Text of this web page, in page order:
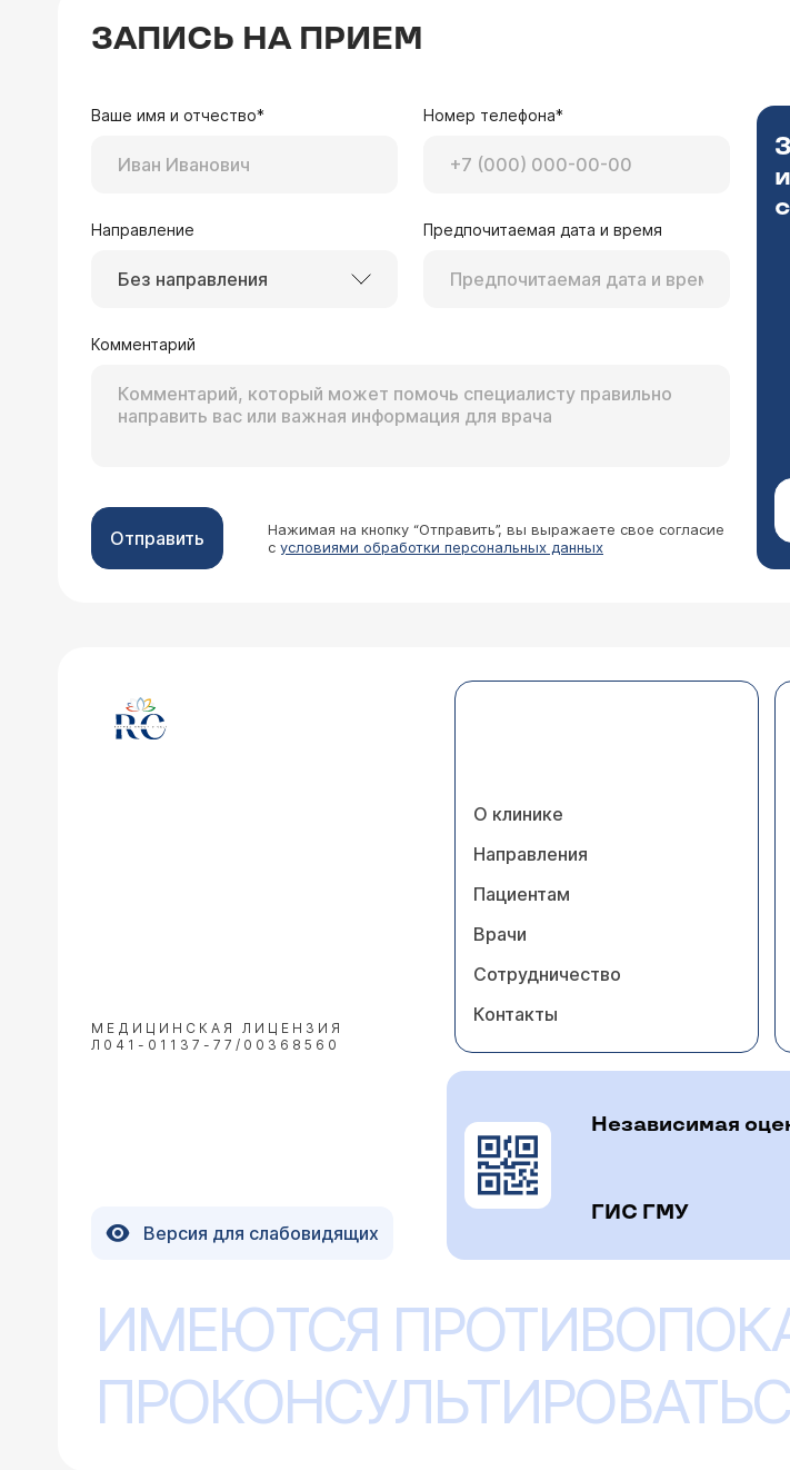
ЗАПИСЬ НА ПРИЕМ
Ваше имя и отчество* Номер телефона*
Направление
Без направления
Предпочитаемая дата и время
Комментарий
Отправить
Нажимая на кнопку “Отправить”, вы выражаете свое согласие
с условиями обработки персональных данных
МЕДИЦИНСКАЯ ЛИЦЕНЗИЯ
Л041-01137-77/00368560
О клинике
Направления
Пациентам
Врачи
Сотрудничество
Контакты
Версия для слабовидящих
Независимая
ГИС ГМУ
ИМЕЮТСЯ